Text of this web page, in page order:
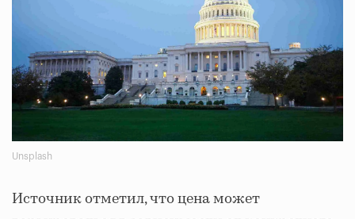
Unsplash
Источник отметил, что цена может